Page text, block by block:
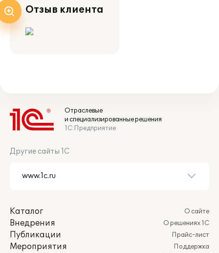
Отзыв клиента
Отраслевые
и специализированные решения
1С:Предприятие
Другие сайты 1С
Каталог
Внедрения
Публикации
Мероприятия
О сайте
О решениях 1С
Прайс-лист
Поддержка